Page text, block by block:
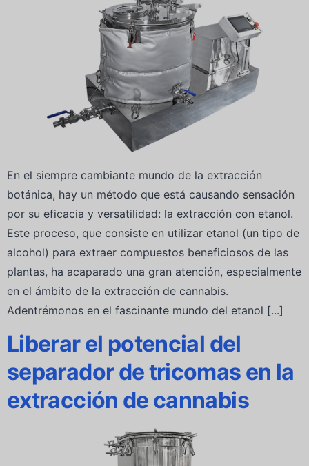
En el siempre cambiante mundo de la extracción
botánica, hay un método que está causando sensación
por su eficacia y versatilidad: la extracción con etanol.
Este proceso, que consiste en utilizar etanol (un tipo de
alcohol) para extraer compuestos beneficiosos de las
plantas, ha acaparado una gran atención, especialmente
en el ámbito de la extracción de cannabis.
Adentrémonos en el fascinante mundo del etanol [...]
Liberar el potencial del
separador de tricomas en la
extracción de cannabis